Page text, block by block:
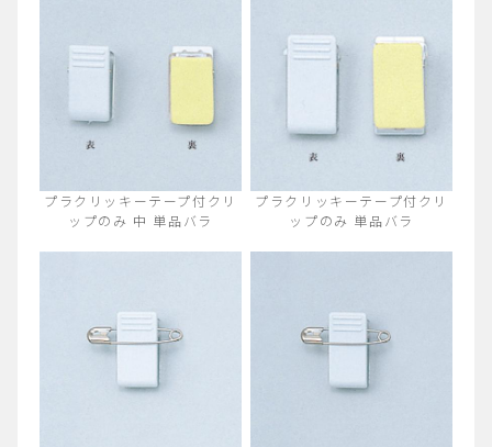
プラクリッキーテープ付クリ
ップのみ 中 単品バラ
プラクリッキーテープ付クリ
ップのみ 単品バラ